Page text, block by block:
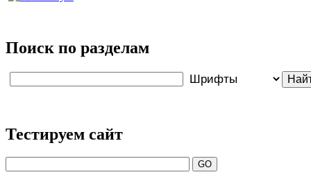
Поиск по разделам
Тестируем сайт